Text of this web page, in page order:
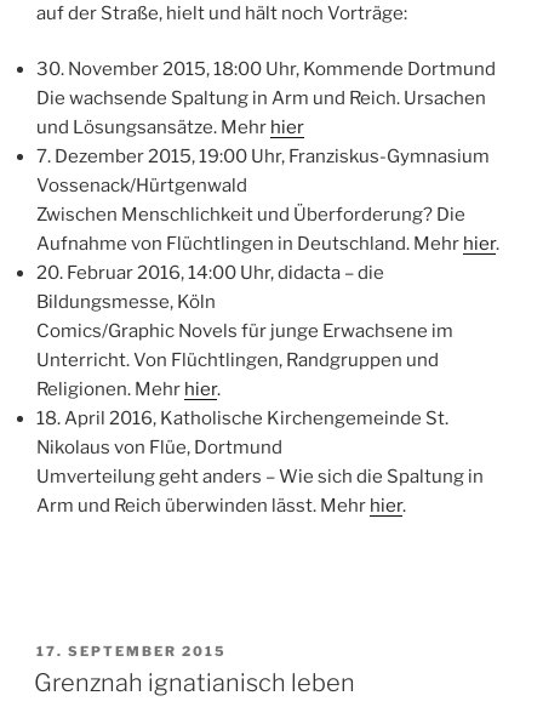
auf der Straße, hielt und hält noch Vorträge:
30. November 2015, 18:00 Uhr, Kommende Dortmund
Die wachsende Spaltung in Arm und Reich. Ursachen
und Lösungsansätze. Mehr hier
7. Dezember 2015, 19:00 Uhr, Franziskus-Gymnasium
Vossenack/Hürtgenwald
Zwischen Menschlichkeit und Überforderung? Die
Aufnahme von Flüchtlingen in Deutschland. Mehr hier.
20. Februar 2016, 14:00 Uhr, didacta – die
Bildungsmesse, Köln
Comics/Graphic Novels für junge Erwachsene im
Unterricht. Von Flüchtlingen, Randgruppen und
Religionen. Mehr hier.
18. April 2016, Katholische Kirchengemeinde St.
Nikolaus von Flüe, Dortmund
Umverteilung geht anders – Wie sich die Spaltung in
Arm und Reich überwinden lässt. Mehr hier.
VERÖFFENTLICHT
AM
17. SEPTEMBER 2015
Grenznah ignatianisch leben